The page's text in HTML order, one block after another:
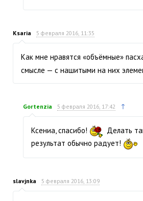
Ksaria 5 февраля 2016, 11:35
Как мне нравятся «объёмные»
смысле — с нашитыми на них
Gortenzia 5 февраля 2016, 17:42 ↑
Ксениа, спасибо!
Делать
результат обычно радует!
slavjnka 5 февраля 2016, 13:09